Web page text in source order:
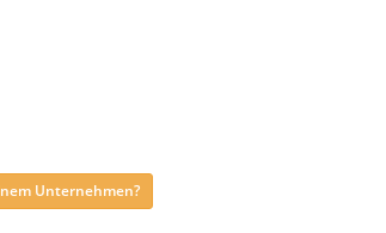
Unternehmen?